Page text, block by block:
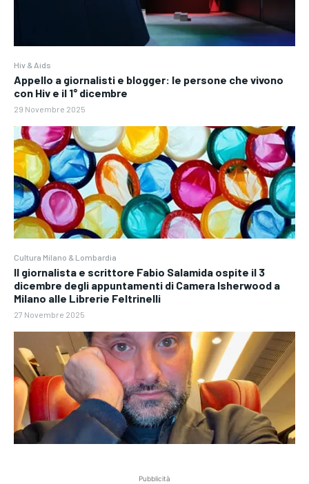
Hiv & Aids
Appello a giornalisti e blogger: le persone che vivono
con Hiv e il 1° dicembre
29 Novembre 2025
Cultura Milano & Lombardia
Il giornalista e scrittore Fabio Salamida ospite il 3
dicembre degli appuntamenti di Camera Isherwood a
Milano alle Librerie Feltrinelli
27 Novembre 2025
Pubblicità